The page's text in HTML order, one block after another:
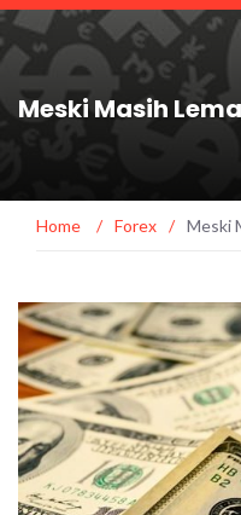
Meski Masih
Home / Forex / Meski